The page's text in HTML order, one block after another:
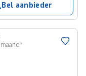
Bel aanbieder